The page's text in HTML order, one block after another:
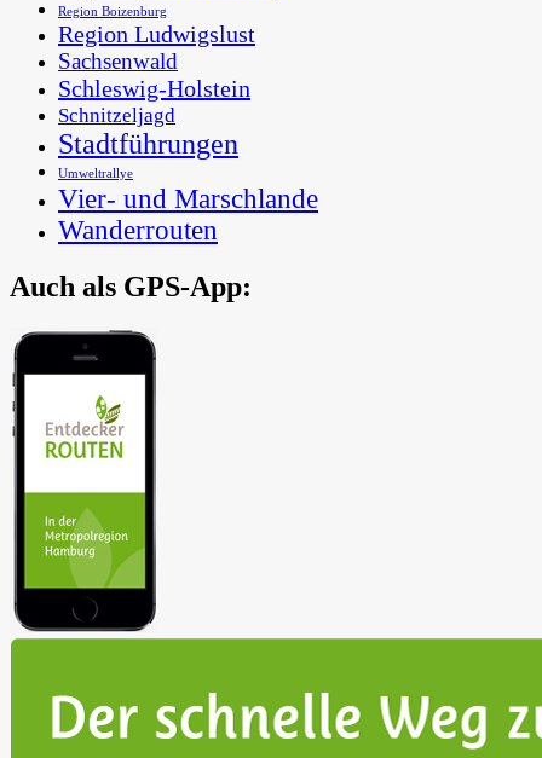
Region Boizenburg
Region Ludwigslust
Sachsenwald
Schleswig-Holstein
Schnitzeljagd
Stadtführungen
Umweltrallye
Vier- und Marschlande
Wanderrouten
In der Metropolregion Hamburg
Auch als GPS-App: